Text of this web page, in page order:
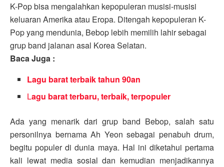
K-Pop bisa mengalahkan kepopuleran musisi-musisi
keluaran Amerika atau Eropa. Ditengah kepopuleran K-
Pop yang mendunia, Bebop lebih memilih lahir sebagai
grup band jalanan asal Korea Selatan.
Baca Juga :
Lagu barat terbaik tahun 90an
Lagu barat terbaru, terbaik, terpopuler
Ada yang menarik dari grup band Bebop, salah satu
personilnya bernama Ah Yeon sebagai penabuh drum,
begitu populer di dunia maya. Hal ini diketahui pertama
kali lewat media sosial dan kemudian menjadikannya